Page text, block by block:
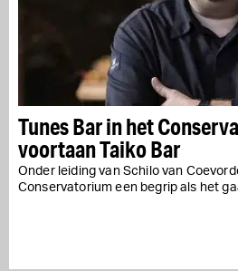
Tunes Bar in het
voortaan Taiko Bar
​O​nder leiding van Schilo van
Conservatorium een begrip als het